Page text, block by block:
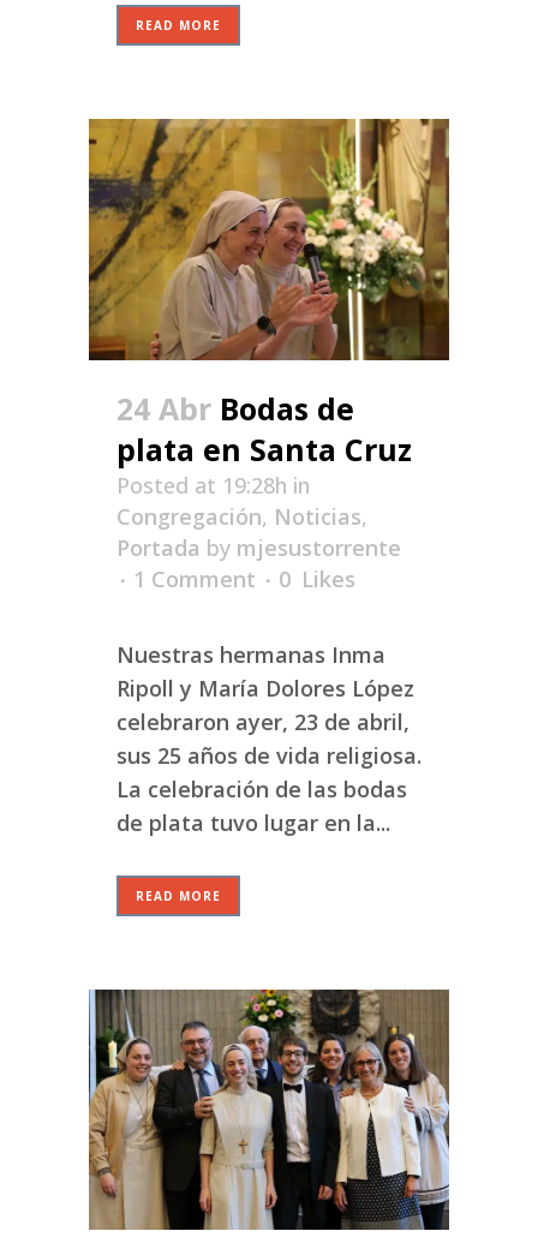
READ MORE
24 Abr Bodas de
plata en Santa Cruz
Posted at 19:28h in
Congregación, Noticias,
Portada by mjesustorrente
1 Comment
0 Likes
Nuestras hermanas Inma
Ripoll y María Dolores López
celebraron ayer, 23 de abril,
sus 25 años de vida religiosa.
La celebración de las bodas
de plata tuvo lugar en la...
READ MORE